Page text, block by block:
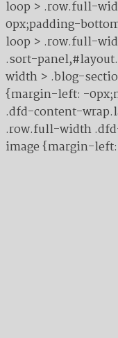
loop > .row.full-
0px;padding-
loop > .row.full-
.sort-
width > .blog-
{margin-left: -
.dfd-content-
.row.full-width
image {margin-